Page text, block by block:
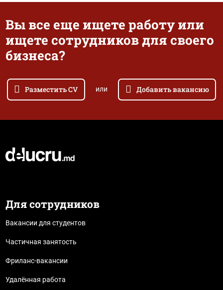
Вы все еще ищете работу или
ищете сотрудников для своего
бизнеса?
Разместить CV или Добавить вакансию
Для сотрудников
Вакансии для студентов
Частичная занятость
Фриланс-вакансии
Удалённая работа